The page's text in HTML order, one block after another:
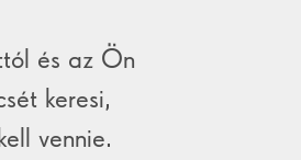
és az Ön
keresi,
vennie.